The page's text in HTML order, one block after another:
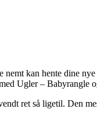
kan hente dine nye
Ugler – Babyrangle
ret så ligetil. Den